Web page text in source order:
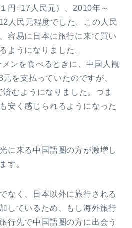
円=17人民元）、2010年～
人民元程度でした。この人民
容易に日本に旅行に来て買い
ようになりました。
ンを食べるときに、中国人観
を支払っていたのですが、
むようになりました。つま
安く感じられるようになった
に来る中国語圏の方が激増し
す。
なく、日本以外に旅行される
しているため、もし海外旅行
行先で中国語圏の方に出会う